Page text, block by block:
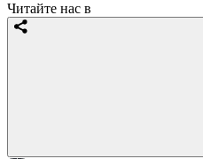
Читайте нас в